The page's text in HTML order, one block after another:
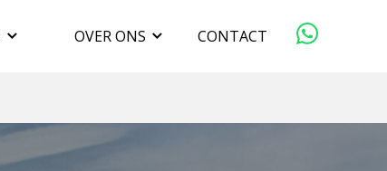
OVER ONS
VERKOPEN
CONTACT